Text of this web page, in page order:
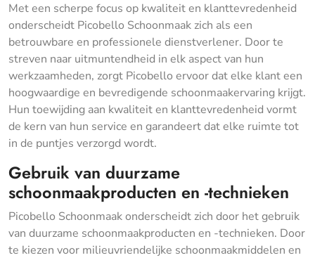
Met een scherpe focus op kwaliteit en klanttevredenheid
onderscheidt Picobello Schoonmaak zich als een
betrouwbare en professionele dienstverlener. Door te
streven naar uitmuntendheid in elk aspect van hun
werkzaamheden, zorgt Picobello ervoor dat elke klant een
hoogwaardige en bevredigende schoonmaakervaring krijgt.
Hun toewijding aan kwaliteit en klanttevredenheid vormt
de kern van hun service en garandeert dat elke ruimte tot
in de puntjes verzorgd wordt.
Gebruik van duurzame
schoonmaakproducten en -technieken
Picobello Schoonmaak onderscheidt zich door het gebruik
van duurzame schoonmaakproducten en -technieken. Door
te kiezen voor milieuvriendelijke schoonmaakmiddelen en